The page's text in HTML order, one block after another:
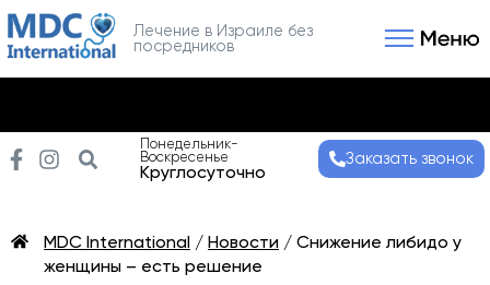
Лечение в Израиле без
посредников
Понедельник-
Воскресенье
Круглосуточно
Заказать звонок
MDC International / Новости / Снижение либидо у
женщины – есть решение